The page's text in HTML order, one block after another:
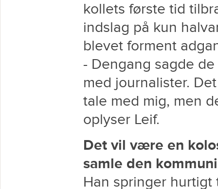
kollets første tid
indslag på kun
blevet forment
- Dengang sagde
med journalister.
tale med mig, men
oplyser Leif.
Det vil være en
samle den
Han springer